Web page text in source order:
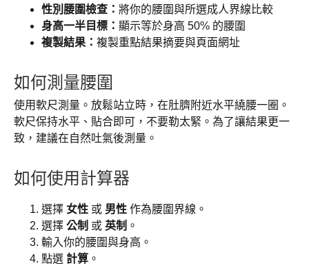
性別腰圍檢查： 將你的腰圍與所選成人界線比較
身高一半目標： 顯示等於身高 50% 的腰圍
複製結果： 複製重點結果摘要與頁面網址
如何測量腰圍
使用軟尺測量。放鬆站立時，在肚臍附近水平繞腰一圈。
軟尺保持水平、貼合即可，不要勒太緊。為了讓結果更一
致，建議在自然吐氣後測量。
如何使用計算器
選擇 女性 或 男性 作為腰圍界線。
選擇 公制 或 英制 。
輸入你的腰圍與身高。
點選 計算 。